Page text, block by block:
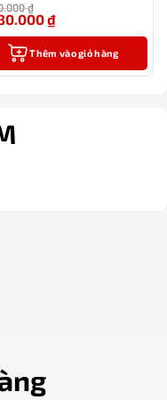
thế)
₫
₫
Thêm vào giỏ hàng